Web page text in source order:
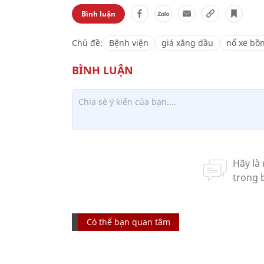
Bình luận
Chủ đề: Bệnh viện giá xăng dầu nổ xe
Có thể bạn quan tâm